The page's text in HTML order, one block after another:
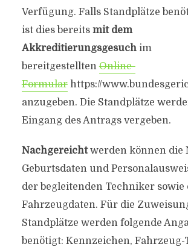
Verfügung. Falls Standplätze
ist dies bereits mit dem
Akkreditierungsgesuch im
bereitgestelltenOnline-
Formularhttps://
anzugeben. Die Standplätze
Eingang des Antrags vergeben.
Nachgereichtwerden können die
Geburtsdaten und
der begleitenden Techniker sowie
Fahrzeugdaten. Für die
Standplätze werden folgende
benötigt: Kennzeichen, Fahrzeug-